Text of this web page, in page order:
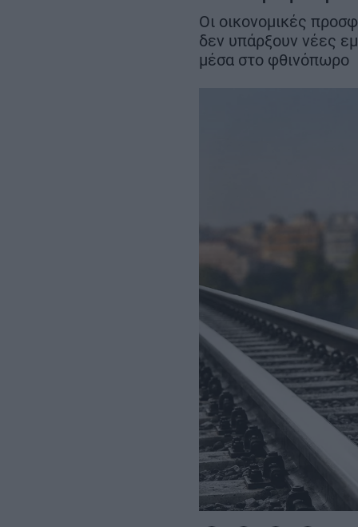
χρονοδιάγραμμα για το 2032
ΜΕΤΑΦΟΡΕΣ -
ΨΗΦΙΑΚΟΣ ΚΟΣΜΟΣ
ΟΙΚΟΝΟΜΙΑ - ΕΠΙΧΕΙΡΗΣΕΙΣ
MY PROPERTY
ΚΑΡΑΜΠΟΛΕΣ
Οι οικονομικές
δεν υπάρξουν νέες
μέσα στο φθινόπωρο